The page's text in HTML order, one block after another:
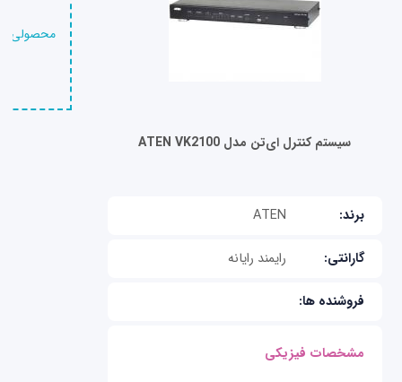
سیستم کنترل ای‌تن مدل ATEN VK2100
برند: ATEN
گارانتی: رایمند رایانه
فروشنده ها:
مشخصات فیزیکی
محصولی